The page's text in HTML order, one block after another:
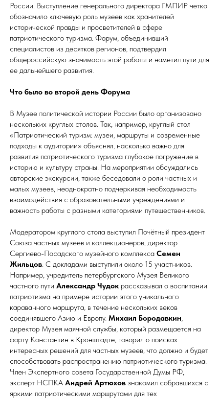
России. Выступление генерального директора ГМПИР четко
обозначило ключевую роль музеев как хранителей
исторической правды и просветителей в сфере
патриотического туризма. Форум, объединивший
специалистов из десятков регионов, подтвердил
общероссийскую значимость этой работы и наметил пути для
ее дальнейшего развития.
Что было во второй день Форума
В Музее политической истории России было организовано
нескольких круглых столов. Так, например, круглый стол
«Патриотический туризм: музеи, маршруты и современные
подходы к аудитории» объяснял, насколько важно для
развития патриотического туризма глубокое погружение в
историю и культуру страны. На мероприятии обсуждались
авторские экскурсии, также беседовали о роли частных и
малых музеев, неоднократно подчеркивая необходимость
взаимодействия с образовательными учреждениями и
важность работы с разными категориями путешественников.
Модератором круглого стола выступил Почётный президент
Союза частных музеев и коллекционеров, директор
Сергиево-Посадского музейного комплекса Семен
Жильцов. С докладами выступили около 15 участников.
Например, учредитель петербургского Музея Великого
частного пути Александр Чудок рассказывал о воспитании
патриотизма на примере истории этого уникального
караванного маршрута, в течение нескольких веков
соединявшего Азию и Европу. Михаил Бородавкин,
директор Музея маячной службы, который размещается на
форту Константин в Кронштадте, говорил о поисках
интересных решений для частных музеев, что должно и будет
способствовать распространению патриотического туризма.
Член Экспертного совета Государственной Думы РФ,
эксперт НСПКА Андрей Артюхов знакомил собравшихся с
яркими патриотическими маршрутами для тех